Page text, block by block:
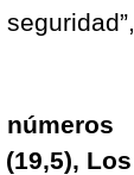
números
Los